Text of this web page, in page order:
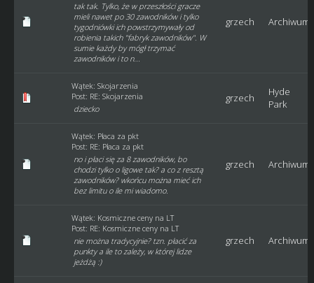
tak tak. Tylko, że w przeszłości gracze
mieli nawet po 30 zawodników i tylko
tygodniówki ich powstrzymywały od
robienia takich "fabryk zawodników". W
sumie każdy by mógł trzymać
zawodników i to n...
grzech Archiwum
Wątek: Skojarzenia
Post: RE: Skojarzenia
dziecko
grzech
Hyde
Park
Wątek: Płaca za pkt
Post: RE: Płaca za pkt
no i płaci się za 8 zawodników, bo
chodzi tylko o ligowe tak? a co z resztą
zawodników? wkońcu można mieć ich
bez limitu o ile mi wiadomo.
grzech Archiwum
Wątek: Kosmiczne ceny na LT
Post: RE: Kosmiczne ceny na LT
nie można tradycyjnie? tzn. płacić za
punkty a ile to zależy, w której lidze
jeżdżą :)
grzech Archiwum